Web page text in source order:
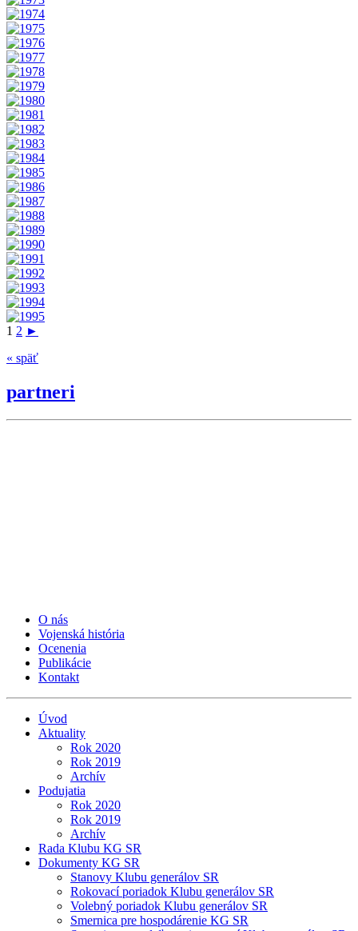
1 2 ►
« späť
partneri
O nás
Vojenská história
Ocenenia
Publikácie
Kontakt
Úvod
Aktuality
Rok 2020
Rok 2019
Archív
Podujatia
Rok 2020
Rok 2019
Archív
Rada Klubu KG SR
Dokumenty KG SR
Stanovy Klubu generálov SR
Rokovací poriadok Klubu generálov SR
Volebný poriadok Klubu generálov SR
Smernica pre hospodárenie KG SR